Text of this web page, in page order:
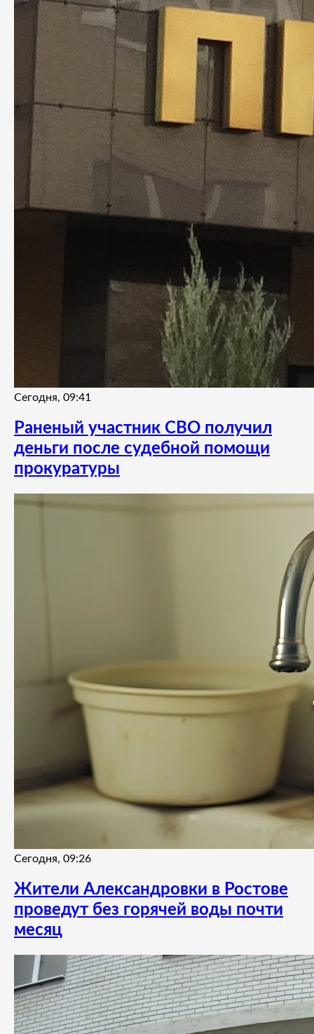
Сегодня, 09:41
Раненый участник СВО получил
деньги после судебной помощи
прокуратуры
Сегодня, 09:26
Жители Александровки в Ростове
проведут без горячей воды почти
месяц